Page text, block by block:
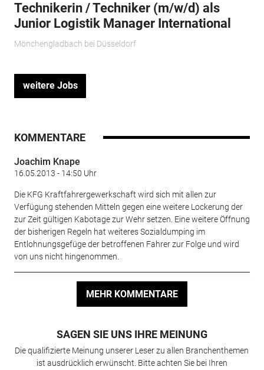
Technikerin / Techniker (m/w/d) als
Junior Logistik Manager International
Mönchengladbach bei Düsseldorf
weitere Jobs
KOMMENTARE
Joachim Knape
16.05.2013 - 14:50 Uhr
Die KFG Kraftfahrergewerkschaft wird sich mit allen zur
Verfügung stehenden Mitteln gegen eine weitere Lockerung der
zur Zeit gültigen Kabotage zur Wehr setzen. Eine weitere Öffnung
der bisherigen Regeln hat weiteres Sozialdumping im
Entlohnungsgefüge der betroffenen Fahrer zur Folge und wird
von uns nicht hingenommen.
MEHR KOMMENTARE
SAGEN SIE UNS IHRE MEINUNG
Die qualifizierte Meinung unserer Leser zu allen Branchenthemen
ist ausdrücklich erwünscht. Bitte achten Sie bei Ihren